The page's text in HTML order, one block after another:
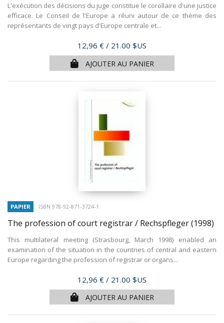
L'exécution des décisions du juge constitue le corollaire d'une justice
efficace. Le Conseil de l'Europe a réuni autour de ce thème des
représentants de vingt pays d'Europe centrale et...
Prix
12,96 € / 21.00 $US
AJOUTER AU PANIER
PAPIER ISBN 978-92-871-3724-1
The profession of court registrar / Rechspfleger(1998)
This multilateral meeting (Strasbourg, March 1998) enabled an
examination of the situation in the countries of central and eastern
Europe regarding the profession of registrar or organs...
Prix
12,96 € / 21.00 $US
AJOUTER AU PANIER